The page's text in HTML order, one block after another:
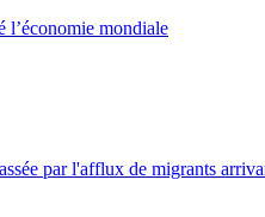
l’économie mondiale
par l'afflux de migrants